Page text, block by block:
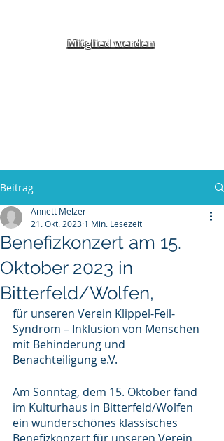
Mitglied werden
Beitrag
Benefizkonzert am 15.
Oktober 2023 in
Bitterfeld/Wolfen,
Annett Melzer
21. Okt. 2023 1 Min. Lesezeit
für unseren Verein Klippel-Feil-
Syndrom – Inklusion von Menschen
mit Behinderung und
Benachteiligung e.V.
Am Sonntag, dem 15. Oktober fand
im Kulturhaus in Bitterfeld/Wolfen
ein wunderschönes klassisches